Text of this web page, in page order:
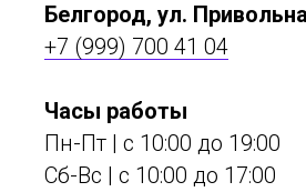
Белгород, ул.
+7 (999) 700 41 04
Часы работы
Пн-Пт | с 10:00 до 19:00
Сб-Вс | c 10:00 до 17:00